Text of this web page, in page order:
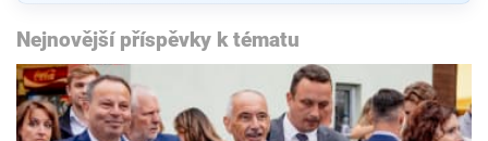
Nejnovější příspěvky k tématu